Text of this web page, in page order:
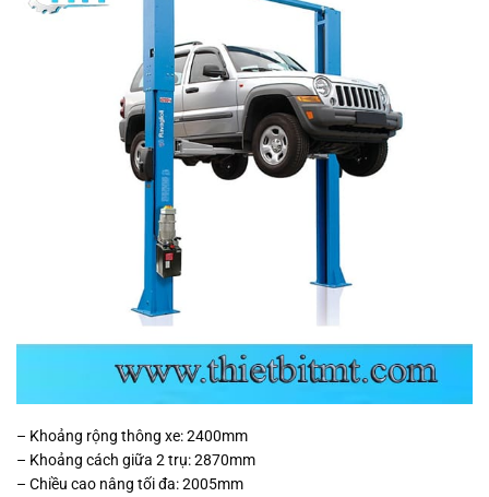
– Khoảng rộng thông xe: 2400mm
– Khoảng cách giữa 2 trụ: 2870mm
– Chiều cao nâng tối đa: 2005mm